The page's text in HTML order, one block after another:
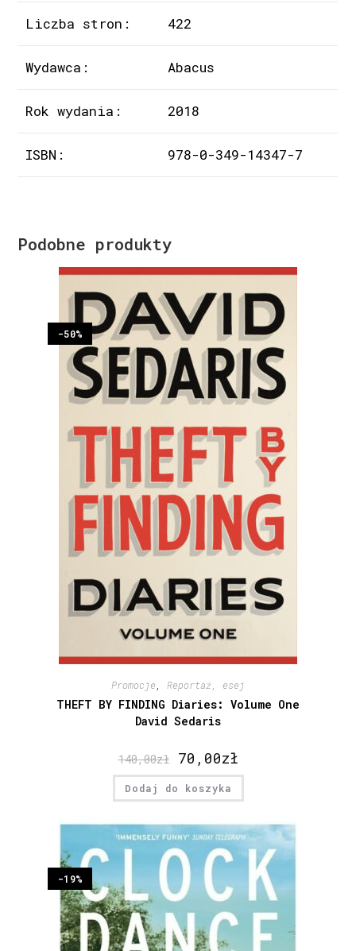
Liczba stron: 422
Wydawca: Abacus
Rok wydania: 2018
ISBN: 978-0-349-14347-7
Podobne produkty
-50%
Promocje, Reportaż, esej
THEFT BY FINDING Diaries: Volume One
David Sedaris
140,00zł 70,00zł
Dodaj do koszyka
-19%